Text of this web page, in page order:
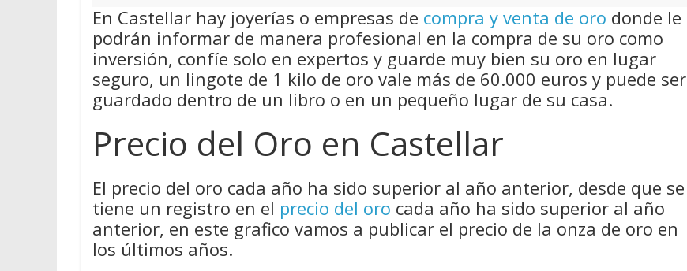
En Castellar hay joyerías o empresas de compra y venta de oro donde le
podrán informar de manera profesional en la compra de su oro como
inversión, confíe solo en expertos y guarde muy bien su oro en lugar
seguro, un lingote de 1 kilo de oro vale más de 60.000 euros y puede ser
guardado dentro de un libro o en un pequeño lugar de su casa.
Precio del Oro en Castellar
El precio del oro cada año ha sido superior al año anterior, desde que se
tiene un registro en el precio del oro cada año ha sido superior al año
anterior, en este grafico vamos a publicar el precio de la onza de oro en
los últimos años.